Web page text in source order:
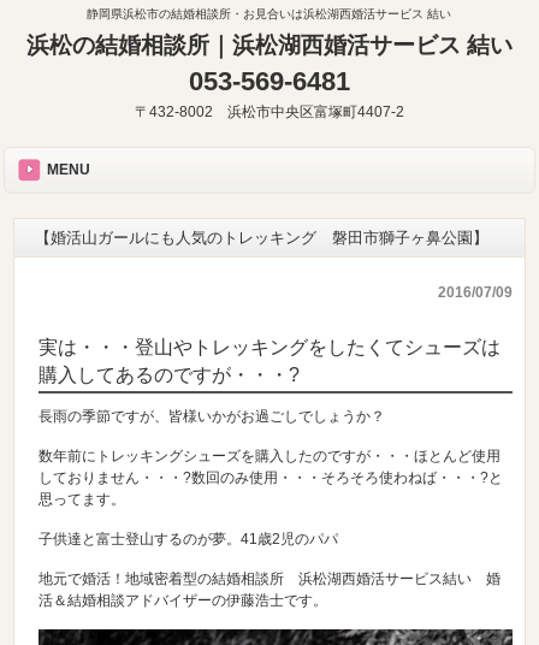
静岡県浜松市の結婚相談所・お見合いは浜松湖西婚活サービス 結い
浜松の結婚相談所｜浜松湖西婚活サービス 結い
053-569-6481
〒432-8002 浜松市中央区富塚町4407-2
MENU
【婚活山ガールにも人気のトレッキング 磐田市獅子ヶ鼻公園】
2016/07/09
実は・・・登山やトレッキングをしたくてシューズは
購入してあるのですが・・・?
長雨の季節ですが、皆様いかがお過ごしでしょうか？
数年前にトレッキングシューズを購入したのですが・・・ほとんど使用
しておりません・・・?数回のみ使用・・・そろそろ使わねば・・・?と
思ってます。
子供達と富士登山するのが夢。41歳2児のパパ
地元で婚活！地域密着型の結婚相談所 浜松湖西婚活サービス結い 婚
活＆結婚相談アドバイザーの伊藤浩士です。